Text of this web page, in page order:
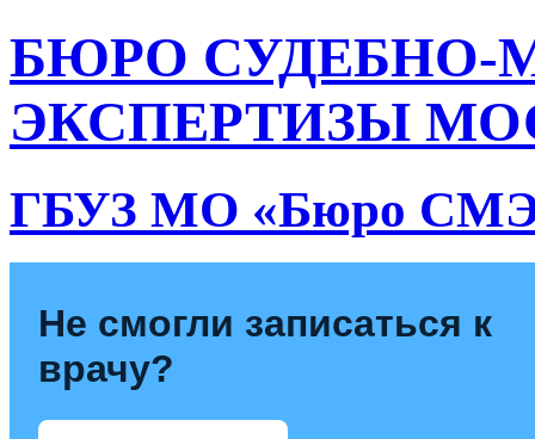
БЮРО
ЭКСПЕРТИЗЫ
ГБУЗ МО «Бюро
Не смогли записаться к
врачу?